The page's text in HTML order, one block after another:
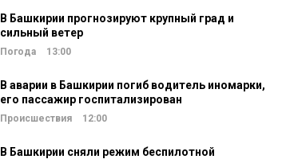
В Башкирии прогнозируют крупный град и
сильный ветер
Погода 13:00
В аварии в Башкирии погиб водитель иномарки,
его пассажир госпитализирован
Происшествия 12:00
В Башкирии сняли режим беспилотной